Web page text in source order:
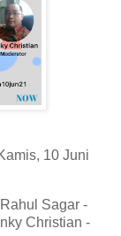
10 Juni
Sagar -
Christian -